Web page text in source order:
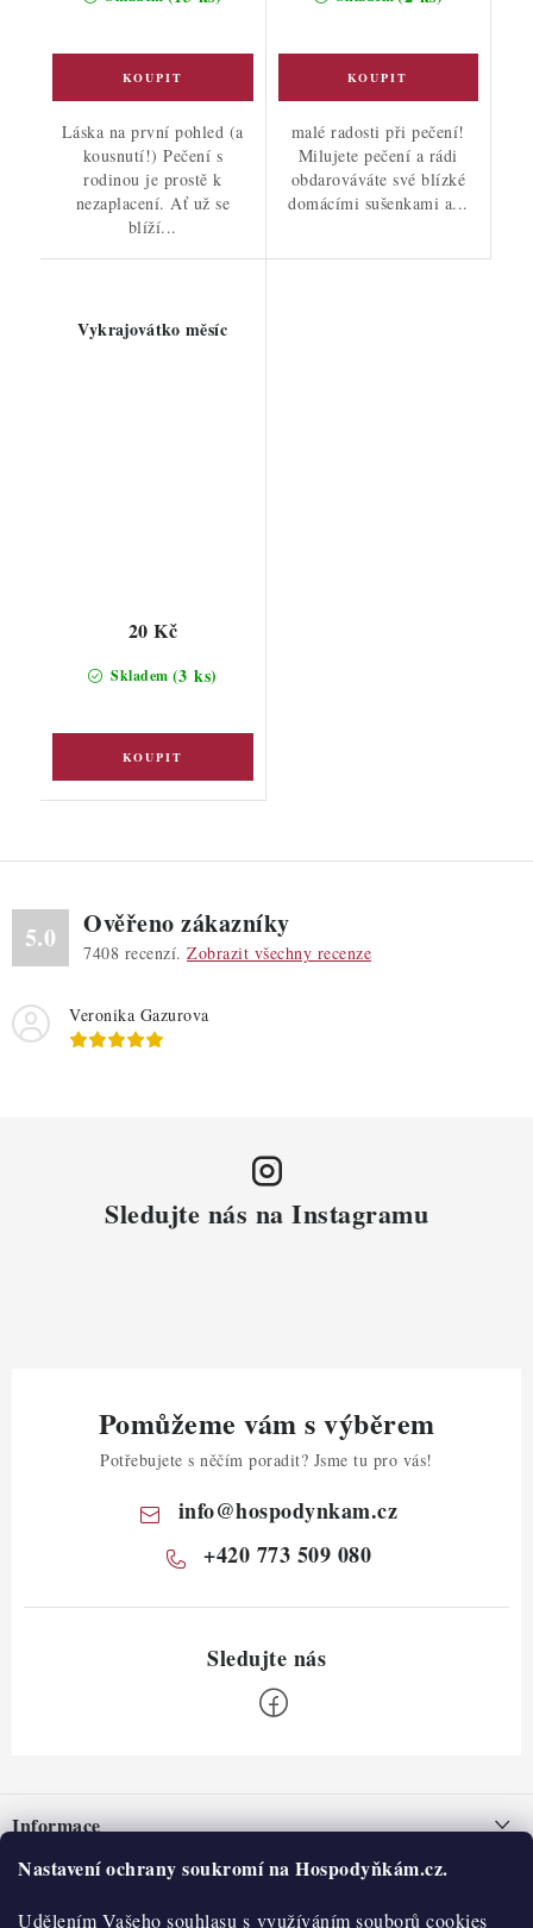
Nastavení ochrany soukromí na Hospodyňkám.cz.
Udělením Vašeho souhlasu s využíváním souborů cookies
Láska na první pohled (a
kousnutí!) Pečení s
rodinou je prostě k
nezaplacení. Ať už se
blíží...
malé radosti při pečení!
Milujete pečení a rádi
obdarováváte své blízké
domácími sušenkami a...
Vykrajovátko měsíc
Skladem (3 ks)
20 Kč
5.0 Ověřeno zákazníky
7408 recenzí. Zobrazit všechny recenze
Veronika Gazurova
Sledujte nás na Instagramu
Pomůžeme vám s výběrem
Potřebujete s něčím poradit? Jsme tu pro vás!
info@hospodynkam.cz
+420 773 509 080
pInformace
Nepřevzetí zásilky na dobírku
Obchodní podmínky
O nás